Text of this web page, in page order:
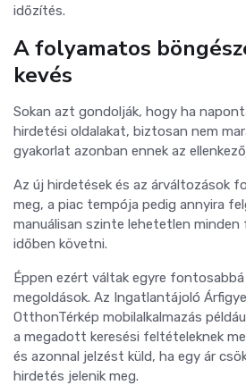
időzítés.
A folyamatos
kevés
Sokan azt gondolják, hogy ha
hirdetési oldalakat, biztosan nem
gyakorlat azonban ennek az
Az új hirdetések és az árváltozások
meg, a piac tempója pedig annyira
manuálisan szinte lehetetlen
időben követni.
Éppen ezért váltak egyre
megoldások. Az Ingatlantájoló
OtthonTérkép mobilalkalmazás
a megadott keresési feltételeknek
és azonnal jelzést küld, ha egy ár
hirdetés jelenik meg.